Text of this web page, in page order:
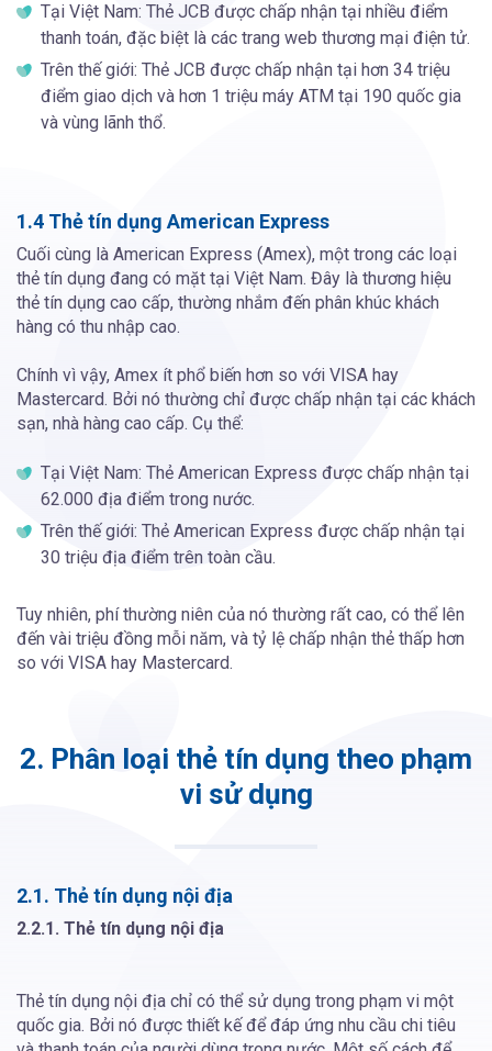
Tại Việt Nam: Thẻ JCB được chấp nhận tại nhiều điểm
thanh toán, đặc biệt là các trang web thương mại điện tử.
Trên thế giới: Thẻ JCB được chấp nhận tại hơn 34 triệu
điểm giao dịch và hơn 1 triệu máy ATM tại 190 quốc gia
và vùng lãnh thổ.
1.4 Thẻ tín dụng American Express
Cuối cùng là American Express (Amex), một trong các loại
thẻ tín dụng đang có mặt tại Việt Nam. Đây là thương hiệu
thẻ tín dụng cao cấp, thường nhắm đến phân khúc khách
hàng có thu nhập cao.
Chính vì vậy, Amex ít phổ biến hơn so với VISA hay
Mastercard. Bởi nó thường chỉ được chấp nhận tại các khách
sạn, nhà hàng cao cấp. Cụ thể:
Tại Việt Nam: Thẻ American Express được chấp nhận tại
62.000 địa điểm trong nước.
Trên thế giới: Thẻ American Express được chấp nhận tại
30 triệu địa điểm trên toàn cầu.
Tuy nhiên, phí thường niên của nó thường rất cao, có thể lên
đến vài triệu đồng mỗi năm, và tỷ lệ chấp nhận thẻ thấp hơn
so với VISA hay Mastercard.
2. Phân loại thẻ tín dụng theo phạm
vi sử dụng
2.1. Thẻ tín dụng nội địa
2.2.1. Thẻ tín dụng nội địa
Thẻ tín dụng nội địa chỉ có thể sử dụng trong phạm vi một
quốc gia. Bởi nó được thiết kế để đáp ứng nhu cầu chi tiêu